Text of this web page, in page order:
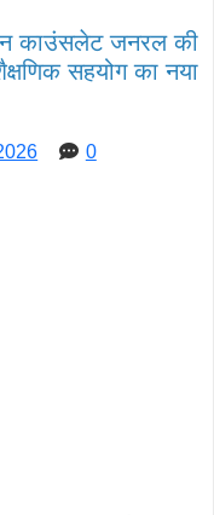
काउंसलेट जनरल की
सहयोग का नया
0